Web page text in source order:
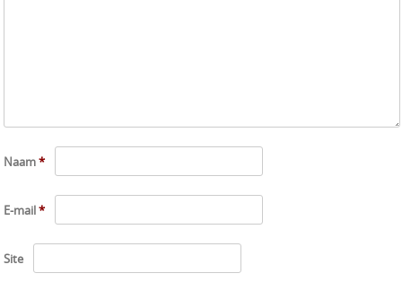
Naam*
E-mail*
Site